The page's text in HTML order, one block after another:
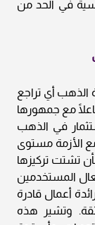
في الحد من
الذهب أي تراجع
مع جمهورها
في الذهب
الأزمة مستوى
تشتت تركيزها
المستخدمين
أعمال قادرة
وتشير هذه